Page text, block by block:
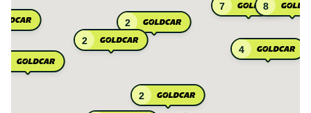
2
2
2
7
4
8